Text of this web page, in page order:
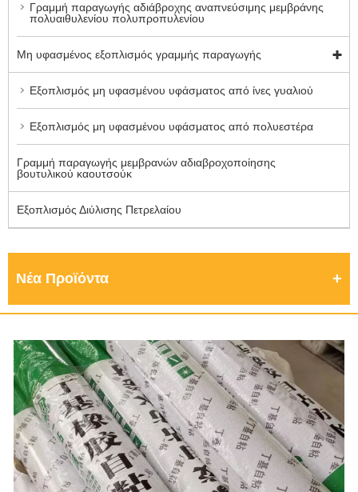
Γραμμή παραγωγής αδιάβροχης αναπνεύσιμης μεμβράνης
πολυαιθυλενίου πολυπροπυλενίου
Μη υφασμένος εξοπλισμός γραμμής παραγωγής
Εξοπλισμός μη υφασμένου υφάσματος από ίνες γυαλιού
Εξοπλισμός μη υφασμένου υφάσματος από πολυεστέρα
Γραμμή παραγωγής μεμβρανών αδιαβροχοποίησης
βουτυλικού καουτσούκ
Εξοπλισμός Διύλισης Πετρελαίου
Νέα Προϊόντα